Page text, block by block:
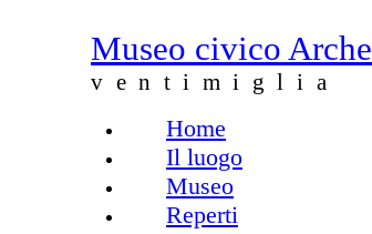
Museo civico
ventimiglia
Menu principale
Home
Il luogo
Museo
Reperti